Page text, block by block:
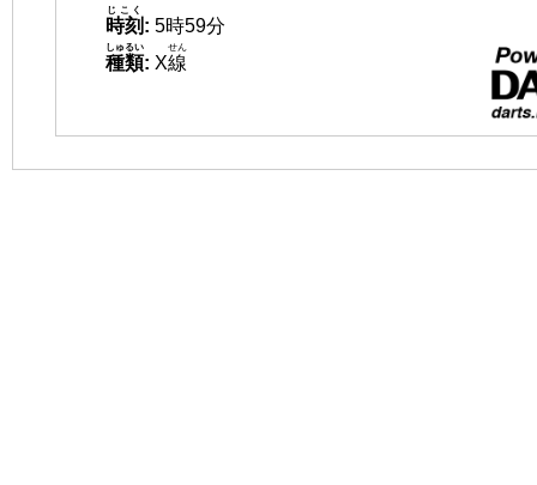
時刻
じこく
: 5時59分
種類
しゅるい
: X線
せん